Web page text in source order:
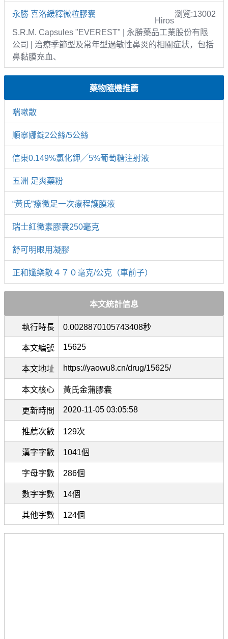
永勝 喜洛緩釋微粒膠囊 瀏覽:13002
Hiros
S.R.M. Capsules "EVEREST" | 永勝藥品工業股份有限
公司 | 治療季節型及常年型過敏性鼻炎的相關症狀，包括
鼻黏膜充血、
藥物隨機推薦
喘嗽散
順寧娜錠2公絲/5公絲
信東0.149%氯化鉀╱5%葡萄糖注射液
五洲 足爽藥粉
“黃氏”療黴足一次療程護膜液
瑞士紅黴素膠囊250毫克
舒可明眼用凝膠
正和孅樂散４７０毫克/公克（車前子）
本文統計信息
執行時長 0.0028870105743408秒
本文編號 15625
本文地址 https://yaowu8.cn/drug/15625/
本文核心 黃氏金蒲膠囊
更新時間 2020-11-05 03:05:58
推薦次數 129次
漢字字數 1041個
字母字數 286個
數字字數 14個
其他字數 124個